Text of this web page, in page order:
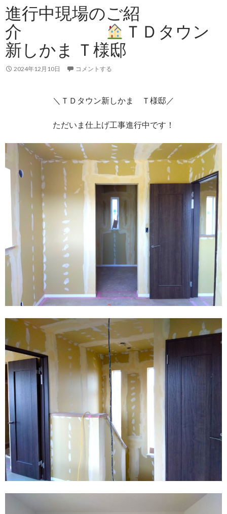
進行中現場のご紹
介
ＴＤタウン
新しかま Ｔ様邸
2024年12月10日 コメントする
＼ＴＤタウン新しかま Ｔ様邸／
ただいま仕上げ工事進行中です！